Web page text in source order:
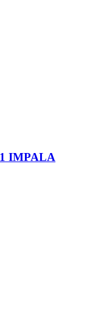
IMPALA